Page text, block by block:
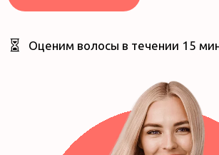
 Оценим волосы в течении 15